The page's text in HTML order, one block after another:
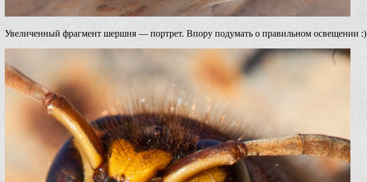
Увеличенный фрагмент шершня — портрет. Впору подумать о правильном освещении :)